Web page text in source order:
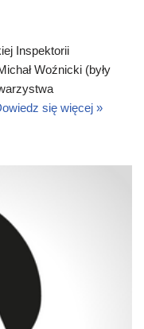
Inspektorii
Woźnicki (były
się więcej »